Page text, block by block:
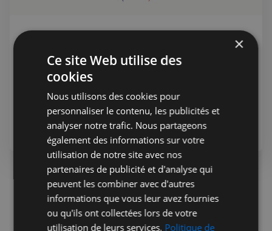
Elise Viort
Entente Cordiale Day: une
coopération entre étudiants
L’Entente Cordiale Challenge : quand l’excellence
académique franco-britannique s’unit pour façonner les
solutions de demain.
Diplomatie
×
Ce site Web utilise des
cookies
Nous utilisons des cookies pour
personnaliser le contenu, les publicités et
analyser notre trafic. Nous partageons
également des informations sur votre
utilisation de notre site avec nos
partenaires de publicité et d'analyse qui
peuvent les combiner avec d'autres
informations que vous leur avez fournies
ou qu'ils ont collectées lors de votre
utilisation de leurs services. Politique de